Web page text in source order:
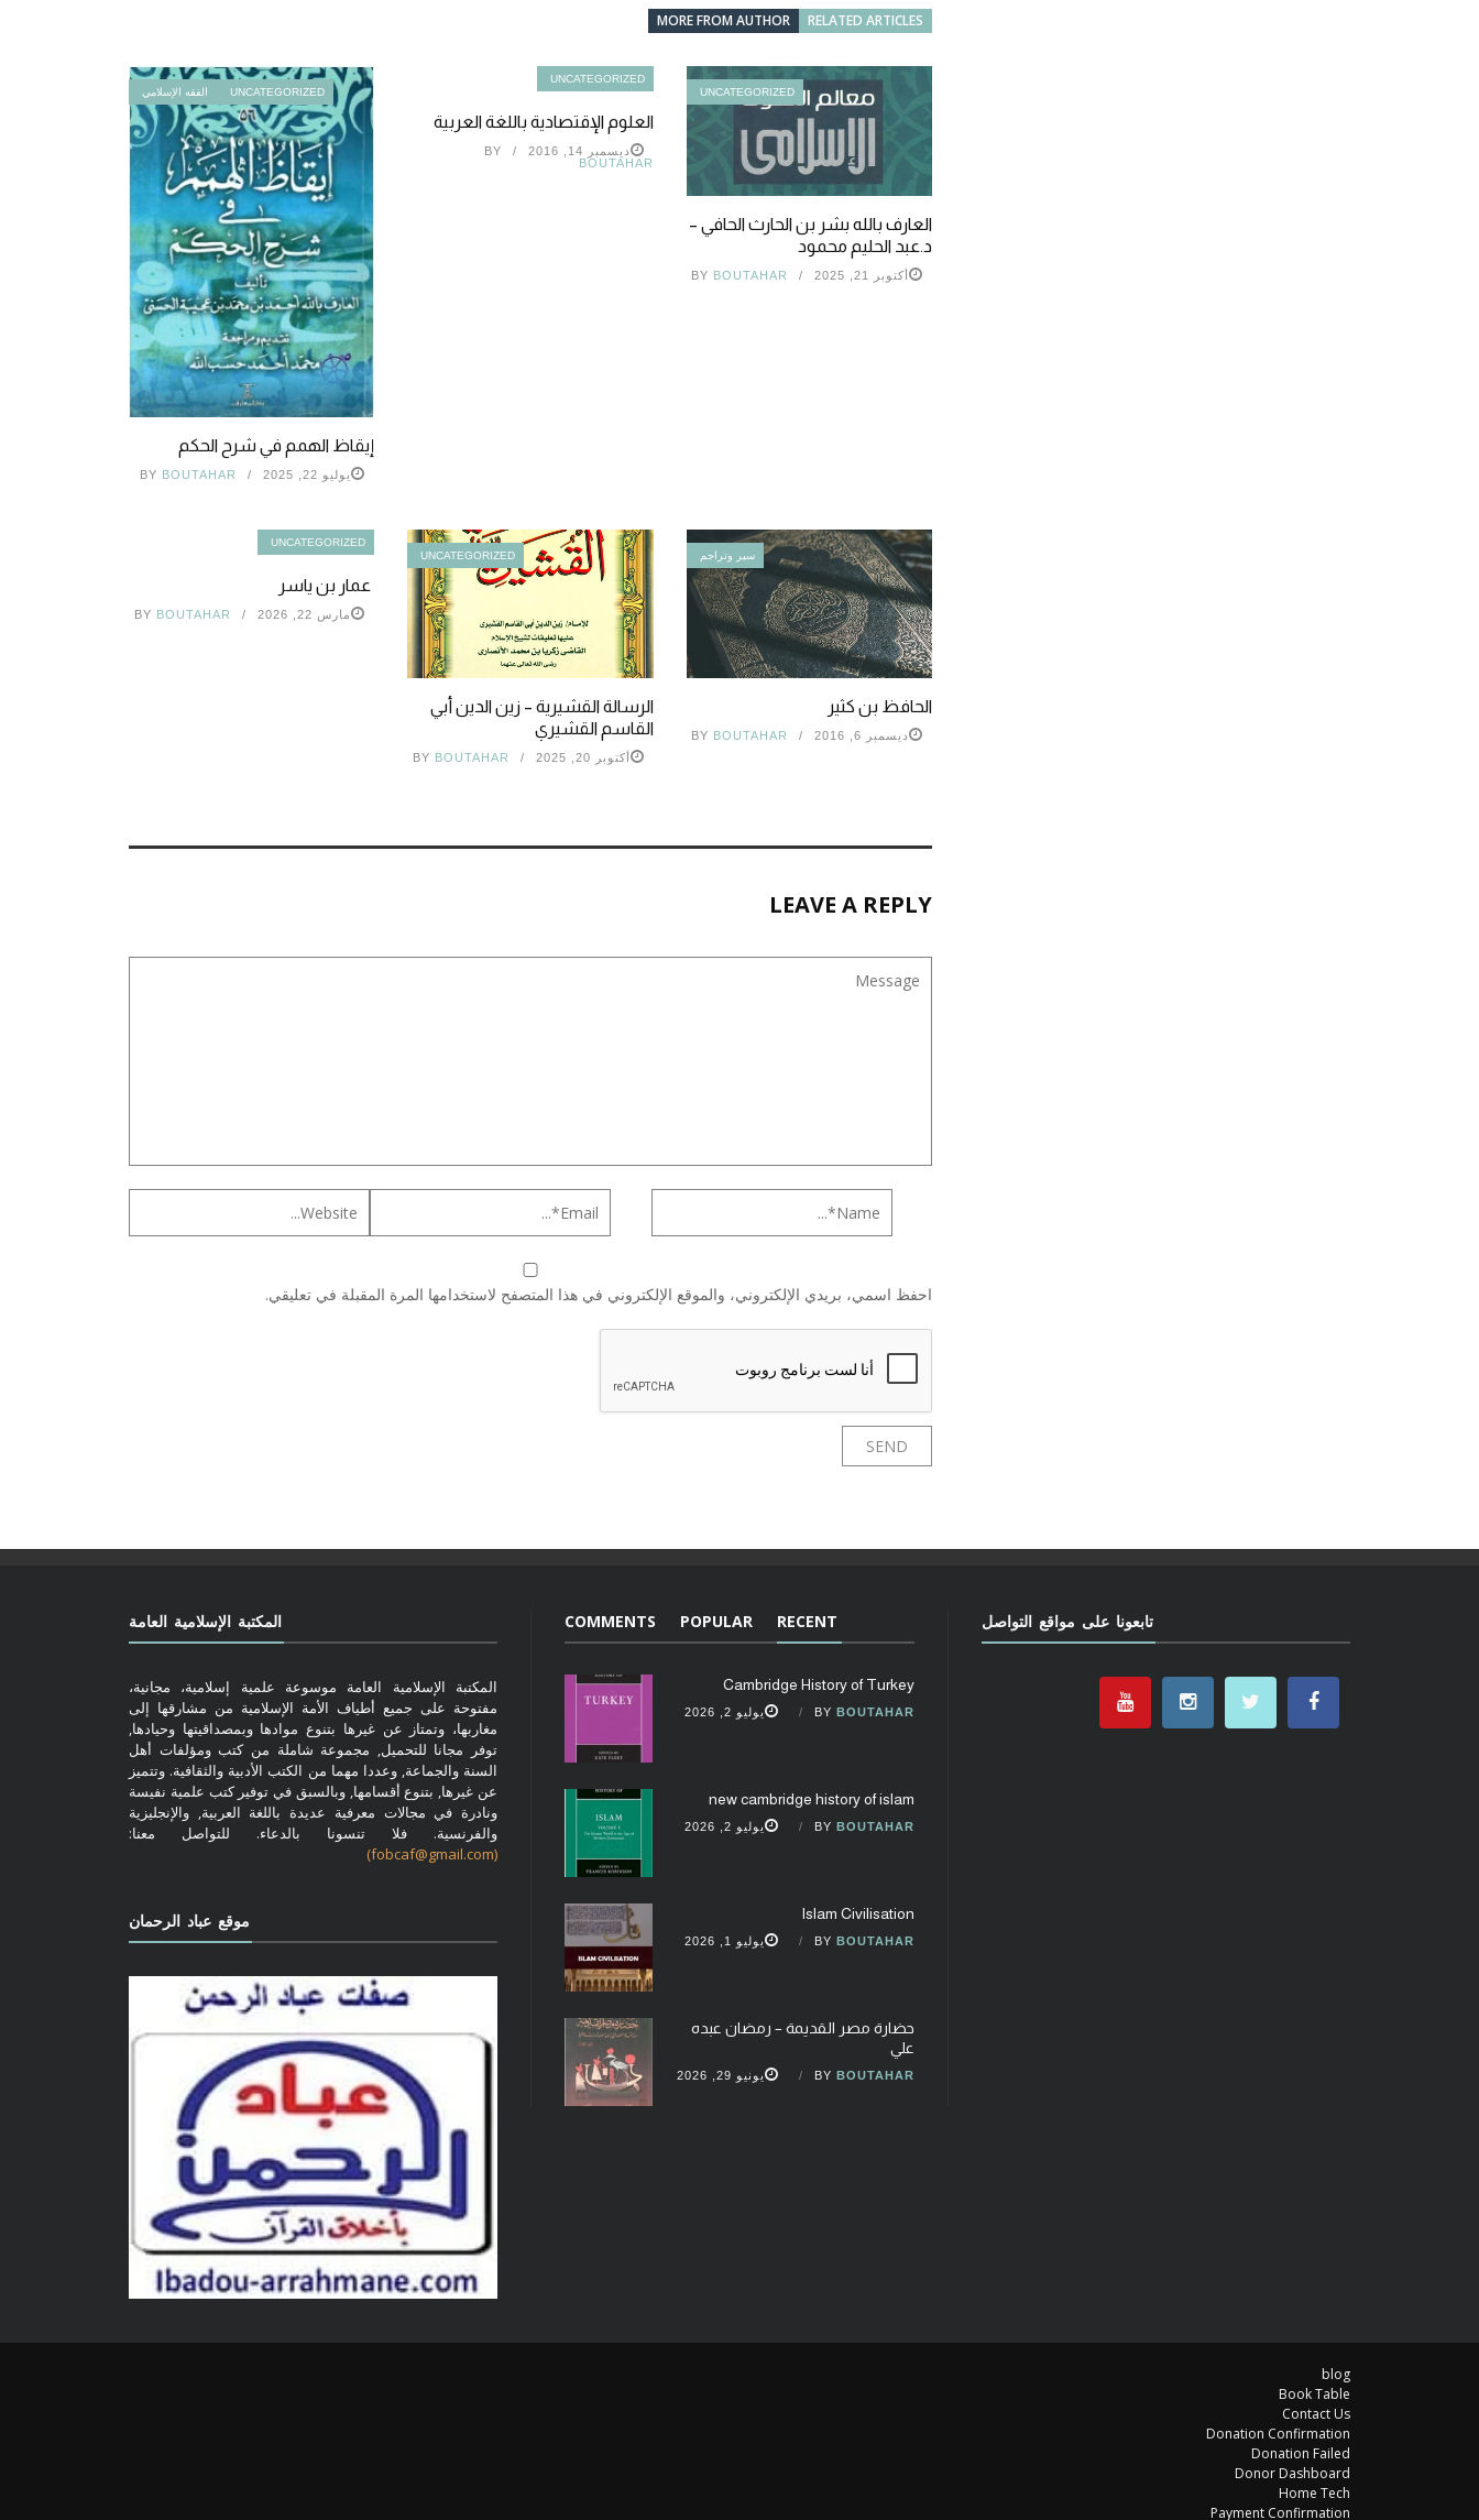
RELATED ARTICLES
MORE FROM AUTHOR
UNCATEGORIZED الفقه الإسلامي
إيقاظ الهمم في شرح الحكم
يوليو 22, 2025 BY BOUTAHAR
UNCATEGORIZED
العلوم الإقتصادية باللغة العربية
ديسمبر 14, 2016
BY
BOUTAHAR
UNCATEGORIZED
العارف بالله بشر بن الحارث الحافي –
د.عبد الحليم محمود
أكتوبر 21, 2025 BY BOUTAHAR
UNCATEGORIZED
عمار بن ياسر
مارس 22, 2026 BY BOUTAHAR
UNCATEGORIZED
الرسالة القشيرية – زين الدين أبي
القاسم القشيري
أكتوبر 20, 2025 BY BOUTAHAR
سير وتراجم
الحافظ بن كثير
ديسمبر 6, 2016 BY BOUTAHAR
LEAVE A REPLY
احفظ اسمي، بريدي الإلكتروني، والموقع الإلكتروني في هذا المتصفح لاستخدامها المرة المقبلة في تعليقي.
المكتبة الإسلامية العامة
المكتبة الإسلامية العامة موسوعة علمية إسلامية، مجانية،
مفتوحة على جميع أطياف الأمة الإسلامية من مشارقها إلى
مغاربها، وتمتاز عن غيرها بتنوع موادها وبمصداقيتها وحيادها,
توفر مجانا للتحميل, مجموعة شاملة من كتب ومؤلفات أهل
السنة والجماعة, وعددا مهما من الكتب الأدبية والثقافية. وتتميز
عن غيرها, بتنوع أقسامها, وبالسبق في توفير كتب علمية نفيسة
ونادرة في مجالات معرفية عديدة باللغة العربية, والإنجليزية
والفرنسية. فلا تنسونا بالدعاء. للتواصل معنا:
(fobcaf@gmail.com)
موقع عباد الرحمان
RECENT
POPULAR
COMMENTS
Cambridge History of Turkey
BY BOUTAHAR يوليو 2, 2026
new cambridge history of islam
BY BOUTAHAR يوليو 2, 2026
Islam Civilisation
BY BOUTAHAR يوليو 1, 2026
حضارة مصر القديمة – رمضان عبده
علي
BY BOUTAHAR يونيو 29, 2026
تابعونا على مواقع التواصل
blog
Book Table
Contact Us
Donation Confirmation
Donation Failed
Donor Dashboard
Home Tech
Payment Confirmation